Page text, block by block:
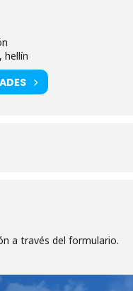
hellín
a través del formulario.